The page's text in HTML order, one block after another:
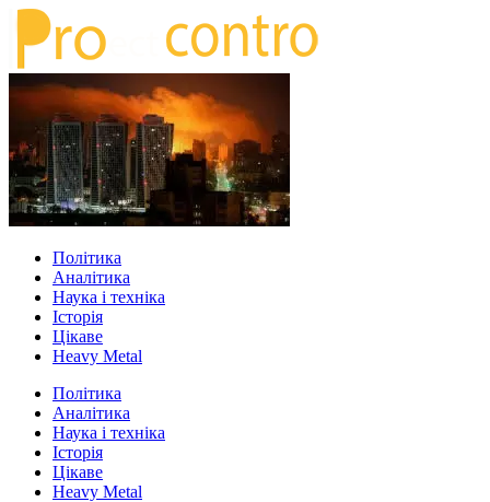
Політика
Аналітика
Наука і техніка
Історія
Цікаве
Heavy Metal
Політика
Аналітика
Наука і техніка
Історія
Цікаве
Heavy Metal